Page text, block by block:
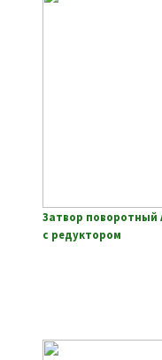
Затвор поворотный
с редуктором